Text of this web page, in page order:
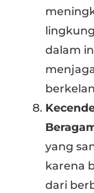
dalam
yang
karena
dari